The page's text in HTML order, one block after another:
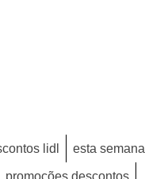
lidl
esta semana
promoções descontos